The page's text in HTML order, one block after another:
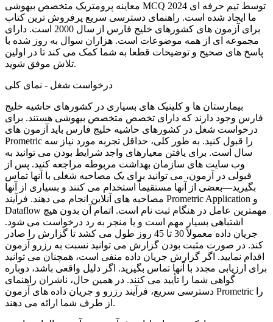
معاینه پرومتریک متخصص بیهوشی MCQ 2024 توسط تیم حرفه ای
ما ایجاد شده است. راهنمای دسترسی سریع پرفروش ترین کتاب
برای آزمون های کشورهای خلیج فارس از سال 2000 است. دارای
مجموعه ای از همه موضوعات است. هزاران سوال به روز شده با
پاسخ های صحیح و توضیحات قطعا به شما کمک می کند تا در اولین
تلاش موفق شوید.
درخواست شغل - نمای کلی
بیمارستان ها و کلینیک های بسیاری در کشورهای حاشیه خلیج
فارس وجود دارند که دارای تخصص متخصص بیهوشی هستند. برای
درخواست شغل در کشورهای حاشیه خلیج فارس باید آزمون های
Prometric را قبول کنید. به طور کلی، حداقل تجربه مورد نیاز سه
سال است. برای یافتن معیارهای واجد شرایط بودن می توانید به
وب سایت های سازمان بهداشت مربوطه مراجعه کنید. پس از
قبولی در آزمون، می توانید برای یک مصاحبه شغلی با آنها تماس
بگیرید—بعضی از آنها مستقیماً استخدام می کنند و بسیاری از آنها
مصاحبه های آنلاین انجام می دهند. فرآیند Prometric Application و
Dataflow مهمترین عامل در هنگام ثبت نام است. اتمام آن بدون هیچ
اشتباهی بسیار مهم است و یا منجر به رد درخواست می شود.
جریان داده معمولاً 30 تا 45 روز طول می کشد تا گزارش را صادر
کند. در صورت مثبت بودن گزارش می توانید نسبت به رزرو آزمون
اقدام نمایید. اگر گزارش جریان داده منفی است، همچنان می توانید
برای ارزیابی مجدد با آنها تماس بگیرید. اگر دلیل واقعی باشد، دوباره
گواهی شما را تأیید می کنند. در همین حال، ناشران راهنمای
دسترسی سریع، فرآیند رزرو و جریان داده های آزمون Prometric را
از طرف شما ارائه می دهند.